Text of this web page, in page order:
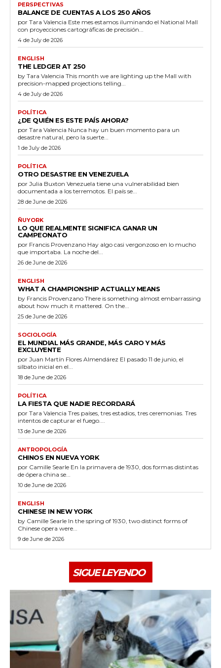
PERSPECTIVAS
BALANCE DE CUENTAS A LOS 250 AÑOS
por Tara Valencia Este mes estamos iluminando el National Mall
con proyecciones cartográficas de precisión...
4 de July de 2026
ENGLISH
THE LEDGER AT 250
by Tara Valencia This month we are lighting up the Mall with
precision-mapped projections telling...
4 de July de 2026
POLÍTICA
¿DE QUIÉN ES ESTE PAÍS AHORA?
por Tara Valencia Nunca hay un buen momento para un
desastre natural, pero la suerte...
1 de July de 2026
POLÍTICA
OTRO DESASTRE EN VENEZUELA
por Julia Buxton Venezuela tiene una vulnerabilidad bien
documentada a los terremotos. El país se...
28 de June de 2026
ÑUYORK
LO QUE REALMENTE SIGNIFICA GANAR UN
CAMPEONATO
por Francis Provenzano Hay algo casi vergonzoso en lo mucho
que importaba. La noche del...
26 de June de 2026
ENGLISH
WHAT A CHAMPIONSHIP ACTUALLY MEANS
by Francis Provenzano There is something almost embarrassing
about how much it mattered. On the...
25 de June de 2026
SOCIOLOGÍA
EL MUNDIAL MÁS GRANDE, MÁS CARO Y MÁS
EXCLUYENTE
por Juan Martín Flores Almendárez El pasado 11 de junio, el
silbato inicial en el...
18 de June de 2026
POLÍTICA
LA FIESTA QUE NADIE RECORDARÁ
por Tara Valencia Tres países, tres estadios, tres ceremonias. Tres
intentos de capturar el fuego....
13 de June de 2026
ANTROPOLOGÍA
CHINOS EN NUEVA YORK
por Camille Searle En la primavera de 1930, dos formas distintas
de ópera china se...
10 de June de 2026
ENGLISH
CHINESE IN NEW YORK
by Camille Searle In the spring of 1930, two distinct forms of
Chinese opera were...
9 de June de 2026
SIGUE LEYENDO